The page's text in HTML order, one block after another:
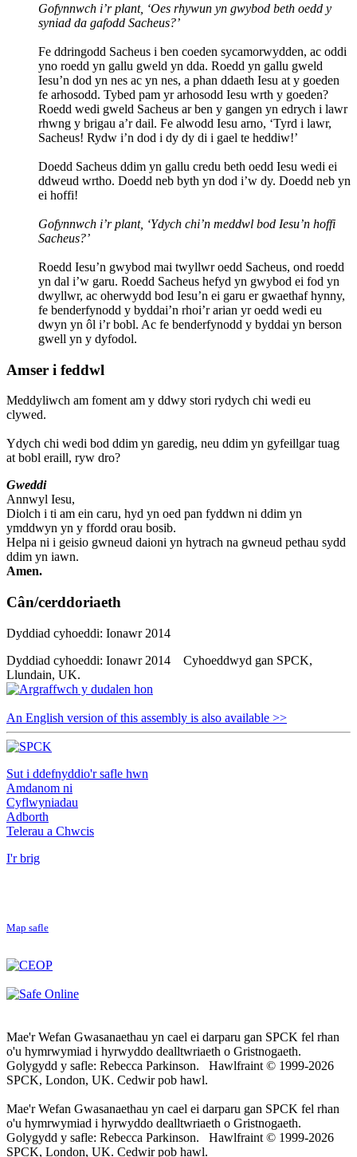
Gofynnwch i’r plant, ‘Oes rhywun yn gwybod beth oedd y
syniad da gafodd Sacheus?’
Fe ddringodd Sacheus i ben coeden sycamorwydden, ac oddi
yno roedd yn gallu gweld yn dda. Roedd yn gallu gweld
Iesu’n dod yn nes ac yn nes, a phan ddaeth Iesu at y goeden
fe arhosodd. Tybed pam yr arhosodd Iesu wrth y goeden?
Roedd wedi gweld Sacheus ar ben y gangen yn edrych i lawr
rhwng y brigau a’r dail. Fe alwodd Iesu arno, ‘Tyrd i lawr,
Sacheus! Rydw i’n dod i dy dy di i gael te heddiw!’
Doedd Sacheus ddim yn gallu credu beth oedd Iesu wedi ei
ddweud wrtho. Doedd neb byth yn dod i’w dy. Doedd neb yn
ei hoffi!
Gofynnwch i’r plant, ‘Ydych chi’n meddwl bod Iesu’n hoffi
Sacheus?’
Roedd Iesu’n gwybod mai twyllwr oedd Sacheus, ond roedd
yn dal i’w garu. Roedd Sacheus hefyd yn gwybod ei fod yn
dwyllwr, ac oherwydd bod Iesu’n ei garu er gwaethaf hynny,
fe benderfynodd y byddai’n rhoi’r arian yr oedd wedi eu
dwyn yn ôl i’r bobl. Ac fe benderfynodd y byddai yn berson
gwell yn y dyfodol.
Amser i feddwl
Meddyliwch am foment am y ddwy stori rydych chi wedi eu
clywed.
Ydych chi wedi bod ddim yn garedig, neu ddim yn gyfeillgar tuag
at bobl eraill, ryw dro?
Gweddi
Annwyl Iesu,
Diolch i ti am ein caru, hyd yn oed pan fyddwn ni ddim yn
ymddwyn yn y ffordd orau bosib.
Helpa ni i geisio gwneud daioni yn hytrach na gwneud pethau sydd
ddim yn iawn.
Amen.
Cân/cerddoriaeth
Dyddiad cyhoeddi: Ionawr 2014
Dyddiad cyhoeddi: Ionawr 2014 Cyhoeddwyd gan SPCK,
Llundain, UK.
An English version of this assembly is also available >>
Sut i ddefnyddio'r safle hwn
Amdanom ni
Cyflwyniadau
Adborth
Telerau a Chwcis
I'r brig
Map safle
Mae'r Wefan Gwasanaethau yn cael ei darparu gan SPCK fel rhan
o'u hymrwymiad i hyrwyddo dealltwriaeth o Gristnogaeth.
Golygydd y safle: Rebecca Parkinson. Hawlfraint © 1999-2026
SPCK, London, UK. Cedwir pob hawl.
Mae'r Wefan Gwasanaethau yn cael ei darparu gan SPCK fel rhan
o'u hymrwymiad i hyrwyddo dealltwriaeth o Gristnogaeth.
Golygydd y safle: Rebecca Parkinson. Hawlfraint © 1999-2026
SPCK, London, UK. Cedwir pob hawl.